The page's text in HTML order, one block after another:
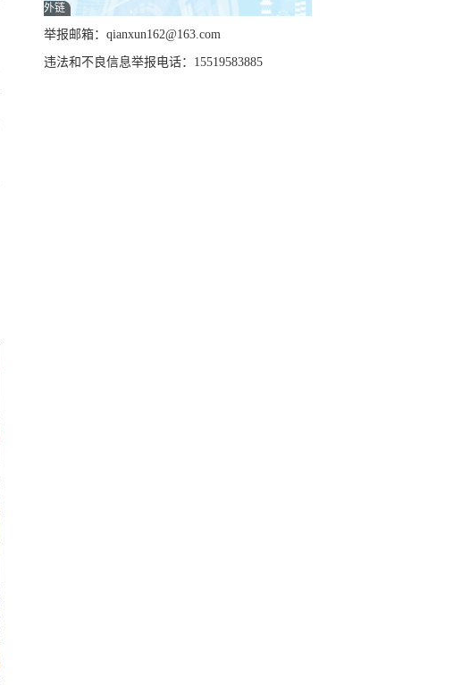
外链
举报邮箱：qianxun162@163.com
违法和不良信息举报电话：15519583885